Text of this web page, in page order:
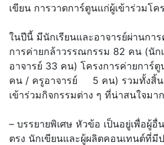
เขียน การวาดการ์ตูนแก่ผู้เข้าร่วมโค
ในปีนี้ มีนักเรียนและอาจารย์ผ่านกา
การค่ายกล้าวรรณกรรม 82 คน (นัก
อาจารย์ 33 คน) โครงการค่ายการ์
คน / ครูอาจารย์ 5 คน) รวมทั้งสิ้น
เข้าร่วมกิจกรรมต่าง ๆ ที่น่าสนใจมา
– บรรยายพิเศษ หัวข้อ เป็นอยู่เพื่อผู้
ตรง นักเขียนและผู้ผลิตคอนเทนต์ที่มี